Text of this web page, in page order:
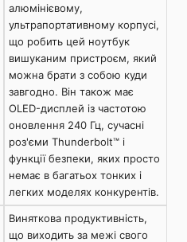
алюмінієвому,
ультрапортативному корпусі,
що робить цей ноутбук
вишуканим пристроєм, який
можна брати з собою куди
завгодно. Він також має
OLED-дисплей із частотою
оновлення 240 Гц, сучасні
роз'єми Thunderbolt™ і
функції безпеки, яких просто
немає в багатьох тонких і
легких моделях конкурентів.
Виняткова продуктивність,
що виходить за межі свого